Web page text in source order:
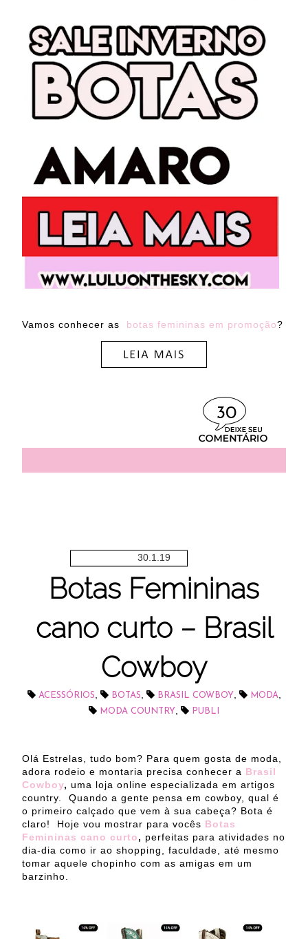
Vamos conhecer as botas femininas em promoção?
30
30.1.19
Botas Femininas
cano curto – Brasil
Cowboy
ACESSÓRIOS BOTAS BRASIL COWBOY, MODA
MODA COUNTRY PUBLI
Olá Estrelas, tudo bom? Para quem gosta de moda,
adora rodeio e montaria precisa conhecer a Brasil
Cowboy, uma loja online especializada em artigos
country.
Quando a gente pensa em cowboy, qual é
o primeiro calçado que vem à sua cabeça? Bota é
claro!
Hoje vou mostrar para vocês Botas
Femininas cano curto, perfeitas para atividades no
dia-dia como ir ao shopping, faculdade, até mesmo
tomar aquele chopinho com as amigas em um
barzinho.